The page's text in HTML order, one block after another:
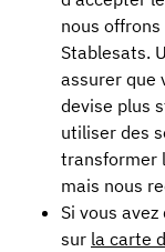
nous
Stablesats.
assurer que
devise plus
utiliser des
transformer
mais nous
Si vous
sur la carte